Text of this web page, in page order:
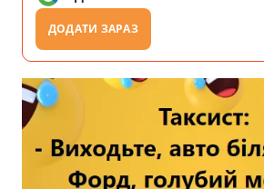
ДОДАТИ ЗАРАЗ